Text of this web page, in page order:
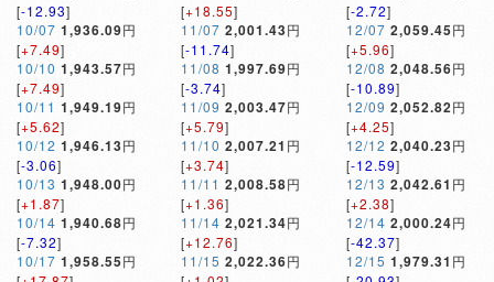
[-12.93]
10/07 1,936.09円
[+7.49]
10/10 1,943.57円
[+7.49]
10/11 1,949.19円
[+5.62]
10/12 1,946.13円
[-3.06]
10/13 1,948.00円
[+1.87]
10/14 1,940.68円
[-7.32]
10/17 1,958.55円
[+18.55]
11/07 2,001.43円
[-11.74]
11/08 1,997.69円
[-3.74]
11/09 2,003.47円
[+5.79]
11/10 2,007.21 円
[+3.74]
11/11 2,008.58円
[+1.36]
11/14 2,021.34円
[+12.76]
11/15 2,022.36円
[-2.72]
12/07 2,059.45円
[+5.96]
12/08 2,048.56円
[-10.89]
12/09 2,052.82円
[+4.25]
12/12 2,040.23円
[-12.59]
12/13 2,042.61 円
[+2.38]
12/14 2,000.24円
[-42.37]
12/15 1,979.31 円